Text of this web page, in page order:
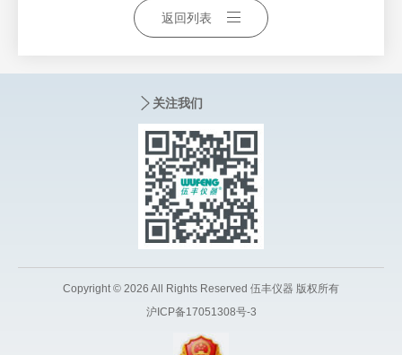
返回列表
关注我们
Copyright © 2026 All Rights Reserved 伍丰仪器 版权所有
沪ICP备17051308号-3